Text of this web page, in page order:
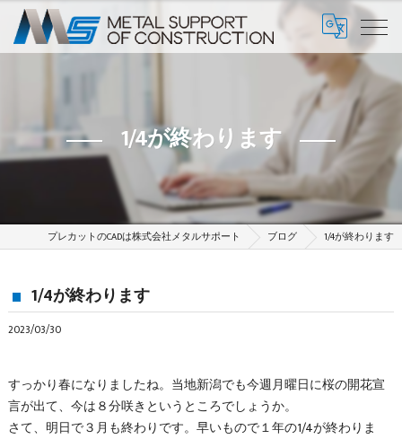
1/4が終わります
プレカットのCADは株式会社メタルサポート ブログ 1/4が終わります
1/4が終わります
2023/03/30
すっかり春になりましたね。当地新潟でも今週月曜日に桜の開花宣
言が出て、今は８分咲きというところでしょうか。
さて、明日で３月も終わりです。早いもので１年の1/4が終わりま